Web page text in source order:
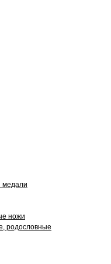
медали
ножи
родословные